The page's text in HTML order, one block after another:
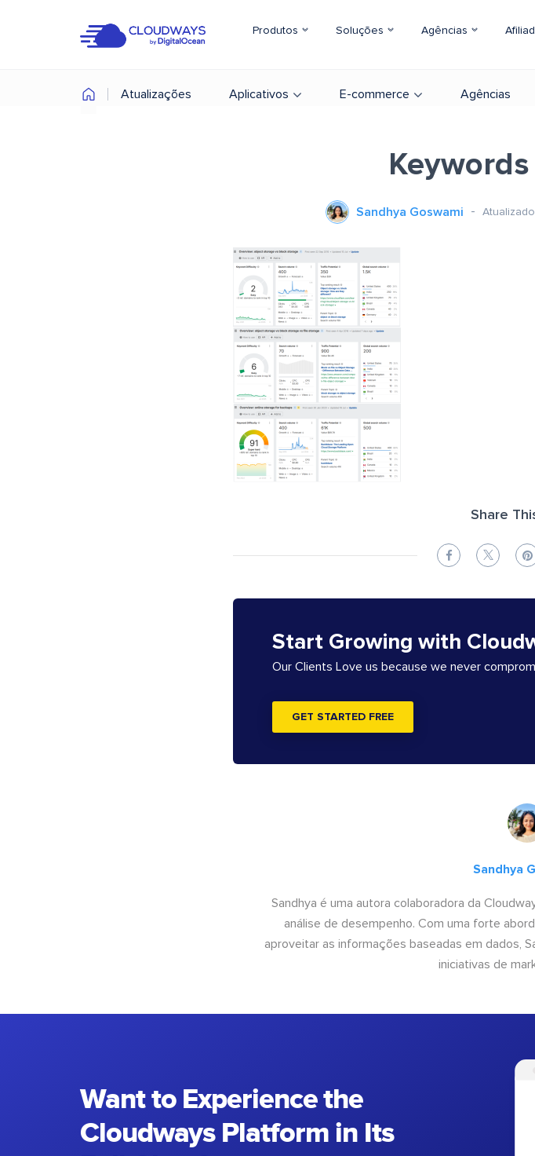
Produtos Soluções Agências
Atualizações Aplicativos E-commerce Agências
Sandhya Goswami
Share
Start Growing with
Our Clients Love us because we never
GET STARTED FREE
Sandhya
Sandhya é uma autora colaboradora da
análise de desempenho. Com uma forte
aproveitar as informações baseadas em dados,
iniciativas de
Want to Experience the
Cloudways Platform in Its